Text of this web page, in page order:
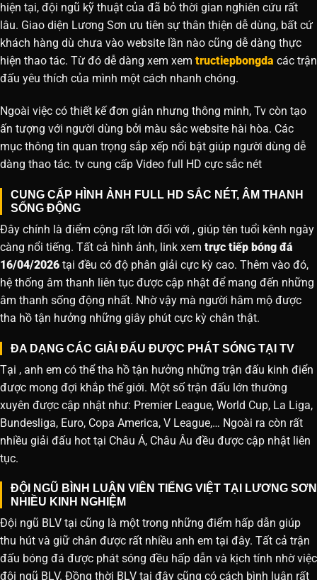
hiện tại, đội ngũ kỹ thuật của đã bỏ thời gian nghiên cứu rất
lâu. Giao diện Lương Sơn ưu tiên sự thân thiện dễ dùng, bất cứ
khách hàng dù chưa vào website lần nào cũng dễ dàng thực
hiện thao tác. Từ đó dễ dàng xem xem tructiepbongda các trận
đấu yêu thích của mình một cách nhanh chóng.
Ngoài việc có thiết kế đơn giản nhưng thông minh, Tv còn tạo
ấn tượng với người dùng bởi màu sắc website hài hòa. Các
mục thông tin quan trọng sắp xếp nổi bật giúp người dùng dễ
dàng thao tác. tv cung cấp Video full HD cực sắc nét
CUNG CẤP HÌNH ẢNH FULL HD SẮC NÉT, ÂM THANH
SỐNG ĐỘNG
Đây chính là điểm cộng rất lớn đối với , giúp tên tuổi kênh ngày
càng nổi tiếng. Tất cả hình ảnh, link xem trực tiếp bóng đá
16/04/2026 tại đều có độ phân giải cực kỳ cao. Thêm vào đó,
hệ thống âm thanh liên tục được cập nhật để mang đến những
âm thanh sống động nhất. Nhờ vậy mà người hâm mộ được
tha hồ tận hưởng những giây phút cực kỳ chân thật.
ĐA DẠNG CÁC GIẢI ĐẤU ĐƯỢC PHÁT SÓNG TẠI TV
Tại , anh em có thể tha hồ tận hưởng những trận đấu kinh điển
được mong đợi khắp thế giới. Một số trận đấu lớn thường
xuyên được cập nhật như: Premier League, World Cup, La Liga,
Bundesliga, Euro, Copa America, V League,… Ngoài ra còn rất
nhiều giải đấu hot tại Châu Á, Châu Âu đều được cập nhật liên
tục.
ĐỘI NGŨ BÌNH LUẬN VIÊN TIẾNG VIỆT TẠI LƯƠNG SƠN
NHIỀU KINH NGHIỆM
Đội ngũ BLV tại cũng là một trong những điểm hấp dẫn giúp
thu hút và giữ chân được rất nhiều anh em tại đây. Tất cả trận
đấu bóng đá được phát sóng đều hấp dẫn và kịch tính nhờ việc
đội ngũ BLV. Đồng thời BLV tại đây cũng có cách bình luận rất